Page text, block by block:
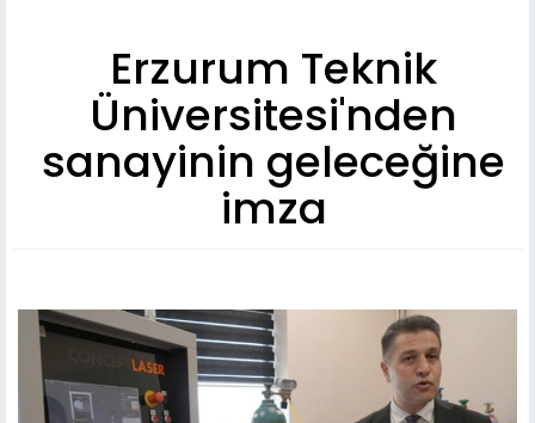
Erzurum Teknik
Üniversitesi'nden
sanayinin geleceğine
imza